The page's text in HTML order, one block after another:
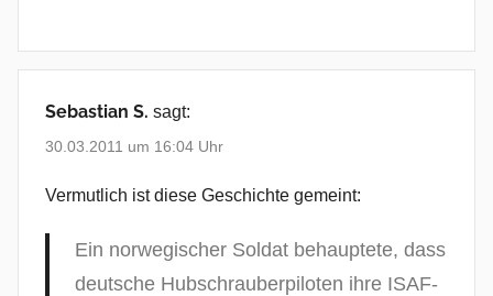
Sebastian S. sagt:
30.03.2011 um 16:04 Uhr
Vermutlich ist diese Geschichte gemeint:
Ein norwegischer Soldat behauptete, dass
deutsche Hubschrauberpiloten ihre ISAF-